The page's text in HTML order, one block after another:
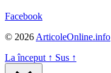
Facebook
© 2026 ArticoleOnline.info
La început ↑ Sus ↑